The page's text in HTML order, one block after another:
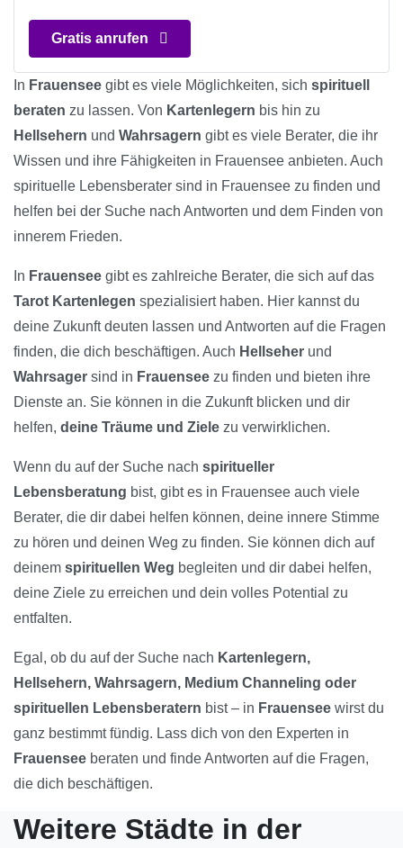
Gratis anrufen
In Frauensee gibt es viele Möglichkeiten, sich spirituell
beraten zu lassen. Von Kartenlegern bis hin zu
Hellsehern und Wahrsagern gibt es viele Berater, die ihr
Wissen und ihre Fähigkeiten in Frauensee anbieten. Auch
spirituelle Lebensberater sind in Frauensee zu finden und
helfen bei der Suche nach Antworten und dem Finden von
innerem Frieden.
In Frauensee gibt es zahlreiche Berater, die sich auf das
Tarot Kartenlegen spezialisiert haben. Hier kannst du
deine Zukunft deuten lassen und Antworten auf die Fragen
finden, die dich beschäftigen. Auch Hellseher und
Wahrsager sind in Frauensee zu finden und bieten ihre
Dienste an. Sie können in die Zukunft blicken und dir
helfen, deine Träume und Ziele zu verwirklichen.
Wenn du auf der Suche nach spiritueller
Lebensberatung bist, gibt es in Frauensee auch viele
Berater, die dir dabei helfen können, deine innere Stimme
zu hören und deinen Weg zu finden. Sie können dich auf
deinem spirituellen Weg begleiten und dir dabei helfen,
deine Ziele zu erreichen und dein volles Potential zu
entfalten.
Egal, ob du auf der Suche nach Kartenlegern,
Hellsehern, Wahrsagern, Medium Channeling oder
spirituellen Lebensberatern bist – in Frauensee wirst du
ganz bestimmt fündig. Lass dich von den Experten in
Frauensee beraten und finde Antworten auf die Fragen,
die dich beschäftigen.
Weitere Städte in der